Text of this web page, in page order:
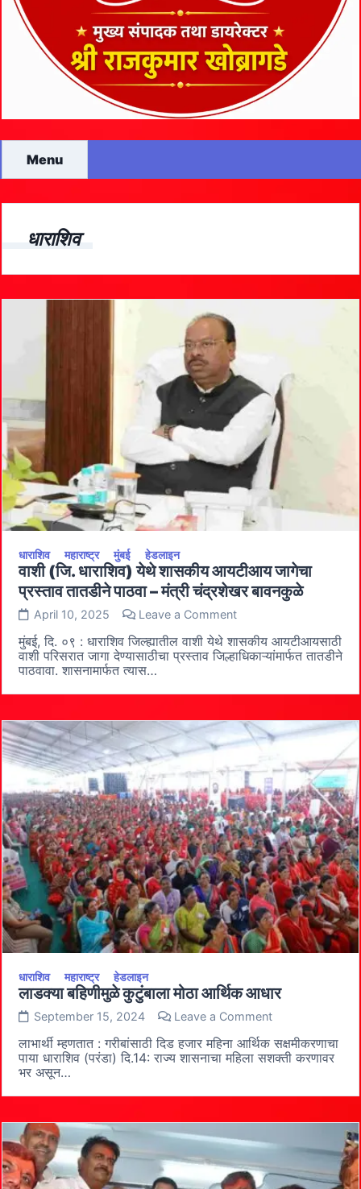
Menu
धाराशिव
धाराशिव महाराष्ट्र मुंबई हेडलाइन
वाशी (जि. धाराशिव) येथे शासकीय आयटीआय जागेचा
प्रस्ताव तातडीने पाठवा – मंत्री चंद्रशेखर बावनकुळे
April 10, 2025 Leave a Commenton
(जि.
धाराशिव)
येथे
आयटीआय
तातडीने
पाठवा
मंत्री
चंद्रशेखर
बावनकुळे
मुंबई, दि. ०९ : धाराशिव जिल्ह्यातील वाशी येथे शासकीय आयटीआयसाठी
वाशी परिसरात जागा देण्यासाठीचा प्रस्ताव जिल्हाधिकाऱ्यांमार्फत तातडीने
पाठवावा. शासनामार्फत त्यास…
धाराशिव महाराष्ट्र हेडलाइन
लाडक्या बहिणीमुळे कुटुंबाला मोठा आर्थिक आधार
September 15, 2024 Leave a Commenton
बहिणीमुळे
कुटुंबाला
मोठा
आधार
लाभार्थी म्हणतात : गरीबांसाठी दिड हजार महिना आर्थिक सक्षमीकरणाचा
पाया धाराशिव (परंडा) दि.14: राज्य शासनाचा महिला सशक्ती करणावर
भर असून…